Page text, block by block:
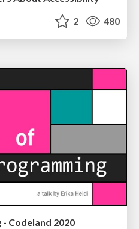
2 480
Codeland 2020